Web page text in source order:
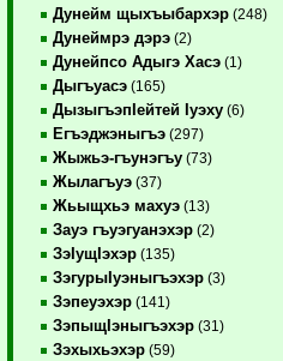
Дунейм щыхъыбархэр (248)
Дунеймрэ дэрэ (2)
Дунейпсо Адыгэ Хасэ (1)
Дыгъуасэ (165)
ДызыгъэпIейтей Iуэху (6)
Егъэджэныгъэ (297)
Жыжьэ-гъунэгъу (73)
Жылагъуэ (37)
Жьыщхьэ махуэ (13)
Зауэ гъуэгуанэхэр (2)
ЗэIущIэхэр (135)
ЗэгурыIуэныгъэхэр (3)
Зэпеуэхэр (141)
ЗэпыщIэныгъэхэр (31)
Зэхыхьэхэр (59)